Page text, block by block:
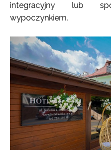
integracyjny lub
wypoczynkiem.